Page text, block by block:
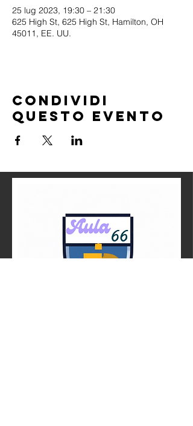
25 lug 2023, 19:30 – 21:30
625 High St, 625 High St, Hamilton, OH
45011, EE. UU.
Condividi
questo evento